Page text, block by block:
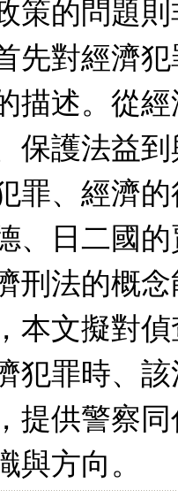
策的問題
先對經濟
描述。從
保護法益
罪、經濟
、日二國
刑法的概
本文擬對
犯罪時、
提供警察
與方向。